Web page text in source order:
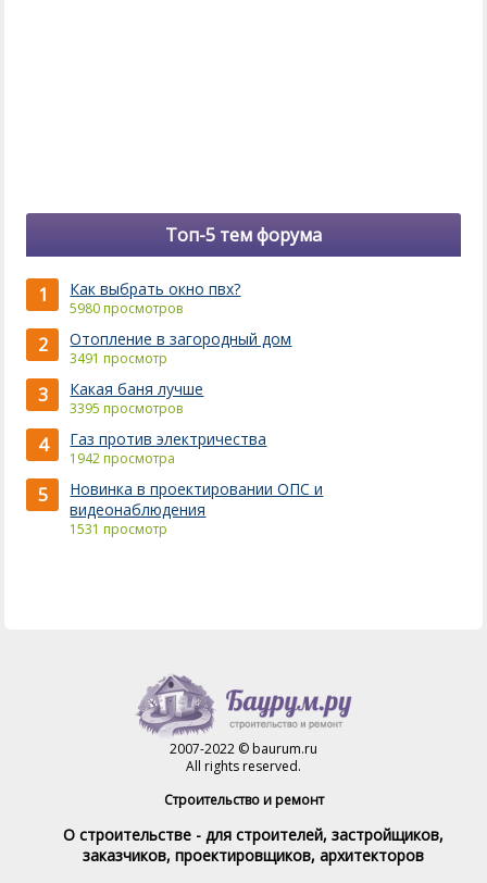
Топ-5 тем форума
1 Как выбрать окно пвх?
5980 просмотров
2 Отопление в загородный дом
3491 просмотр
3 Какая баня лучше
3395 просмотров
4 Газ против электричества
1942 просмотра
5
Новинка в проектировании ОПС и
видеонаблюдения
1531 просмотр
2007-2022 © baurum.ru
All rights reserved.
Строительство и ремонт
О строительстве - для строителей, застройщиков,
заказчиков, проектировщиков, архитекторов